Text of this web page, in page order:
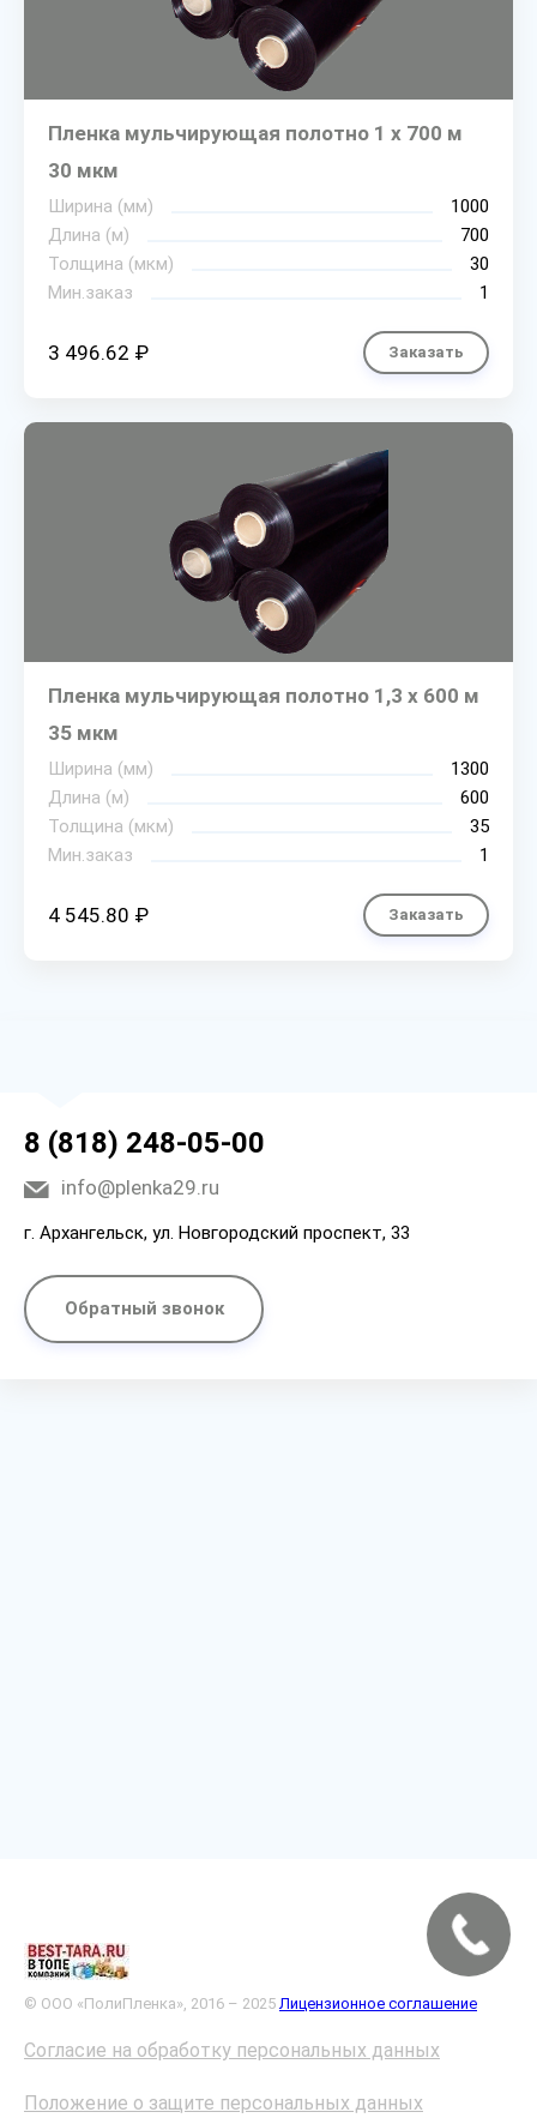
Пленка мульчирующая полотно 1 х 700 м
30 мкм
Ширина (мм)
1000
Длина (м)
700
Толщина (мкм)
30
Мин.заказ
1
3 496.62 ₽ Заказать
Пленка мульчирующая полотно 1,3 х 600 м
35 мкм
Ширина (мм)
1300
Длина (м)
600
Толщина (мкм)
35
Мин.заказ
1
4 545.80 ₽ Заказать
8 (818) 248-05-00
info@plenka29.ru
г. Архангельск, ул. Новгородский проспект, 33
Обратный звонок
© ООО «ПолиПленка», 2016 – 2025 Лицензионное соглашение
Согласие на обработку персональных данных
Положение о защите персональных данных